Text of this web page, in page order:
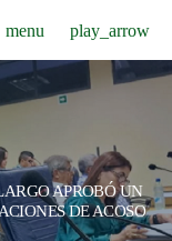
menu play_arrow
APROBÓ UN
DE ACOSO